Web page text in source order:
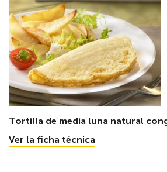
Tortilla de media luna natural
Ver la ficha técnica